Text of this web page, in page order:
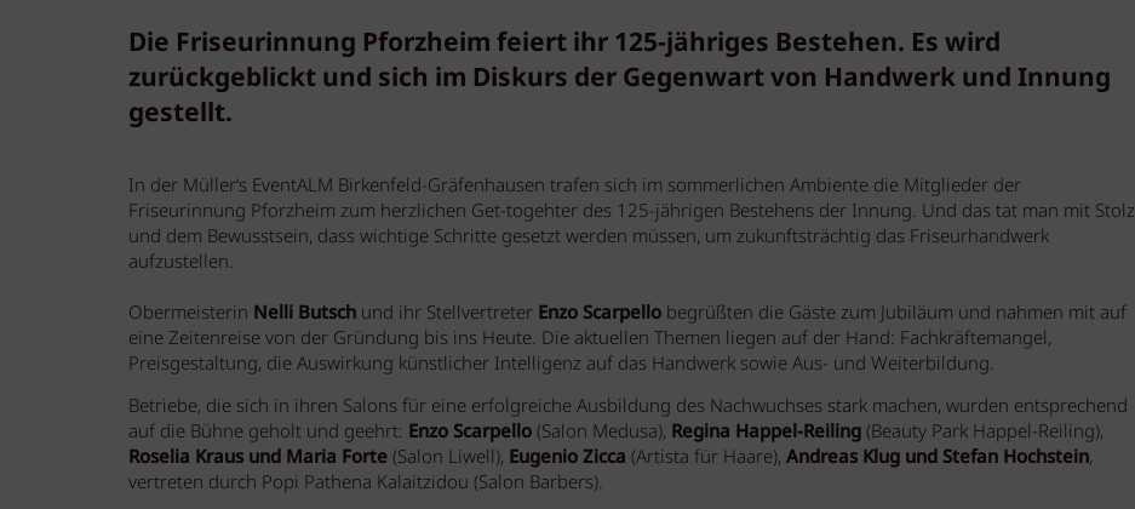
Die Friseurinnung Pforzheim feiert ihr 125-jähriges Bestehen. Es wird
zurückgeblickt und sich im Diskurs der Gegenwart von Handwerk und Innung
gestellt.
In der Müller‘s EventALM Birkenfeld-Gräfenhausen trafen sich im sommerlichen Ambiente die Mitglieder der
Friseurinnung Pforzheim zum herzlichen Get-togehter des 125-jährigen Bestehens der Innung. Und das tat man mit Stolz
und dem Bewusstsein, dass wichtige Schritte gesetzt werden müssen, um zukunftsträchtig das Friseurhandwerk
aufzustellen.
Obermeisterin Nelli Butschund ihr Stellvertreter Enzo Scarpellobegrüßten die Gäste zum Jubiläum und nahmen mit auf
eine Zeitenreise von der Gründung bis ins Heute. Die aktuellen Themen liegen auf der Hand: Fachkräftemangel,
Preisgestaltung, die Auswirkung künstlicher Intelligenz auf das Handwerk sowie Aus- und Weiterbildung.
Betriebe, die sich in ihren Salons für eine erfolgreiche Ausbildung des Nachwuchses stark machen, wurden entsprechend
auf die Bühne geholt und geehrt: Enzo Scarpello(Salon Medusa), Regina Happel-Reiling(Beauty Park Happel-Reiling),
Roselia Kraus und Maria Forte(Salon Liwell), Eugenio Zicca (Artista für Haare), Andreas Klug und Stefan Hochstein,
vertreten durch Popi Pathena Kalaitzidou (Salon Barbers).